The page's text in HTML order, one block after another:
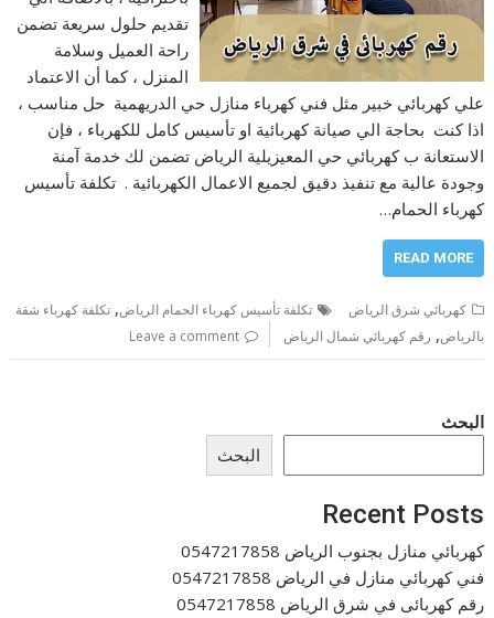
تقديم حلول سريعة تضمن
راحة العميل وسلامة
المنزل ، كما أن الاعتماد
علي كهربائي خبير مثل فني كهرباء منازل حي الدريهمية حل مناسب ،
اذا كنت بحاجة الي صيانة كهربائية او تأسيس كامل للكهرباء ، فإن
الاستعانة ب كهربائي حي المعيزيلية الرياض تضمن لك خدمة آمنة
وجودة عالية مع تنفيذ دقيق لجميع الاعمال الكهربائية . تكلفة تأسيس
كهرباء الحمام…
READ MORE
كهربائي شرق الرياض تكلفة تأسيس كهرباء الحمام الرياض,تكلفة كهرباء شقة
بالرياض, رقم كهربائي شمال الرياض Leave a comment
البحث
البحث
Recent Posts
كهربائي منازل بجنوب الرياض 0547217858
فني كهربائي منازل في الرياض 0547217858
رقم كهربائى في شرق الرياض 0547217858